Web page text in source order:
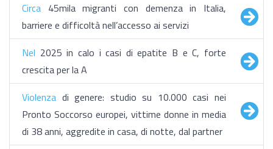
Circa 45mila migranti con demenza in Italia,
barriere e difficoltà nell’accesso ai servizi
Nel 2025 in calo i casi di epatite B e C, forte
crescita per la A
Violenza di genere: studio su 10.000 casi nei
Pronto Soccorso europei, vittime donne in media
di 38 anni, aggredite in casa, di notte, dal partner